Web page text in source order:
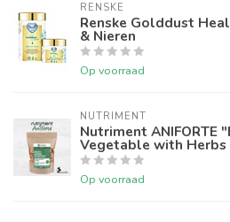
RENSKE
Renske Golddust
& Nieren
Op voorraad
NUTRIMENT
Nutriment ANIFORTE
Vegetable with Herbs
Op voorraad